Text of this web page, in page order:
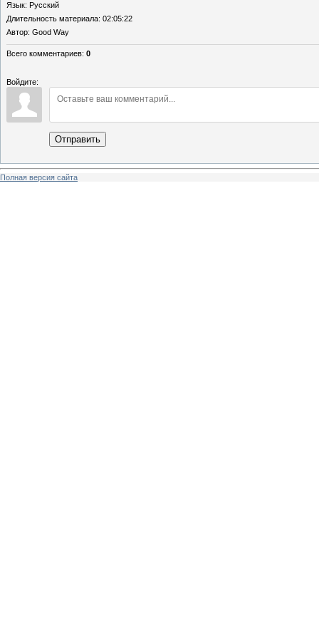
Язык: Русский
Длительность материала: 02:05:22
Автор: Good Way
Всего комментариев: 0
Войдите:
Отправить
Полная версия сайта